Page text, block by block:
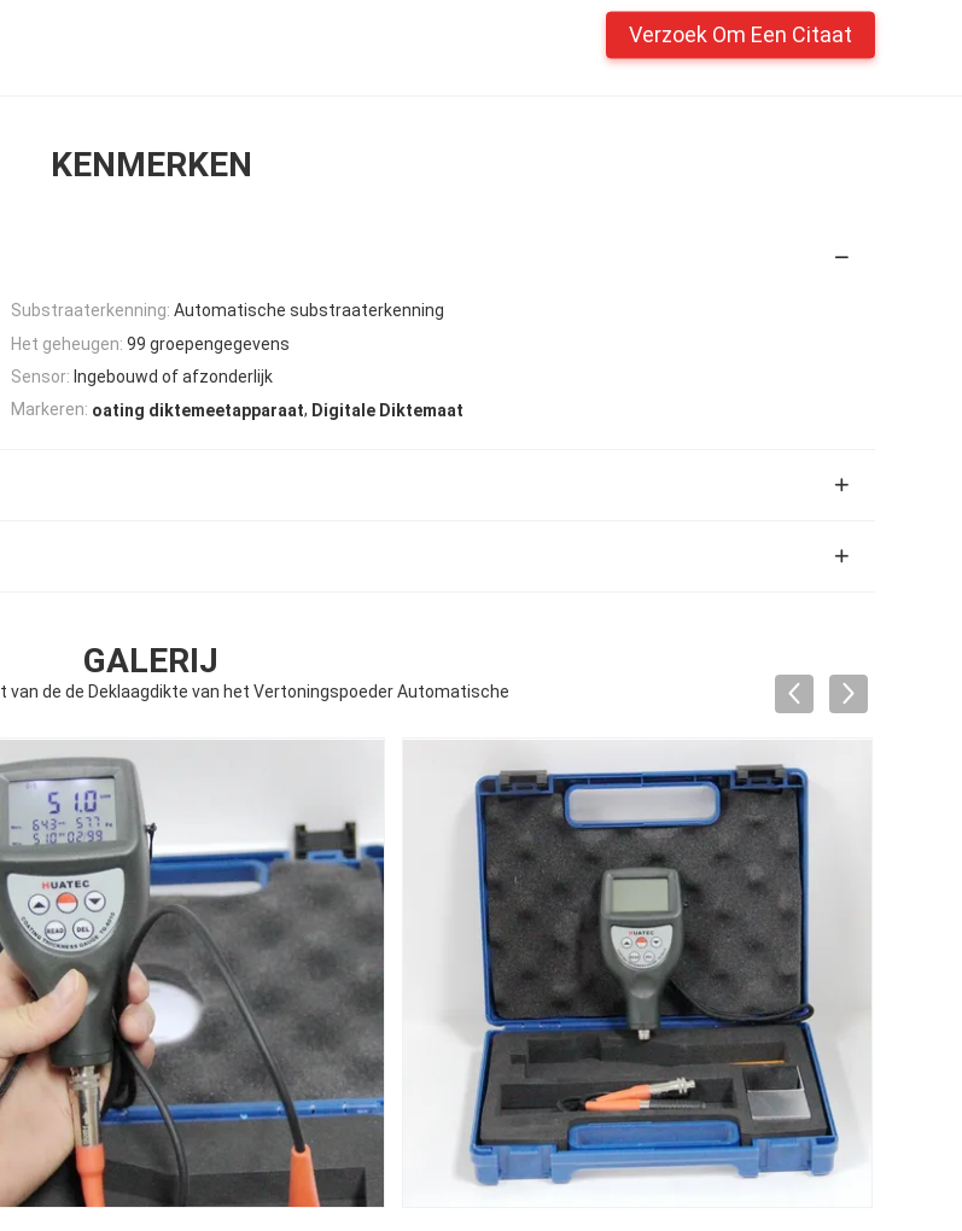
Verzoek Om Een Citaat
KENMERKEN
Substraaterkenning: Automatische substraaterkenning
Het geheugen: 99 groepengegevens
Sensor: Ingebouwd of afzonderlijk
Markeren: oating diktemeetapparaat, Digitale Diktemaat
GALERIJ
van de de Deklaagdikte van het Vertoningspoeder Automatische